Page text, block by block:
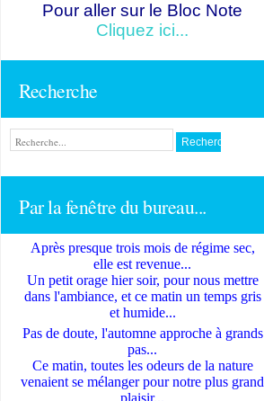
Pour aller sur le Bloc Note
Cliquez ici...
Recherche
Par la fenêtre du bureau...
Après presque trois mois de régime sec,
elle est revenue...
Un petit orage hier soir, pour nous mettre
dans l'ambiance, et ce matin un temps gris
et humide...
Pas de doute, l'automne approche à grands
pas...
Ce matin, toutes les odeurs de la nature
venaient se mélanger pour notre plus grand
plaisir...